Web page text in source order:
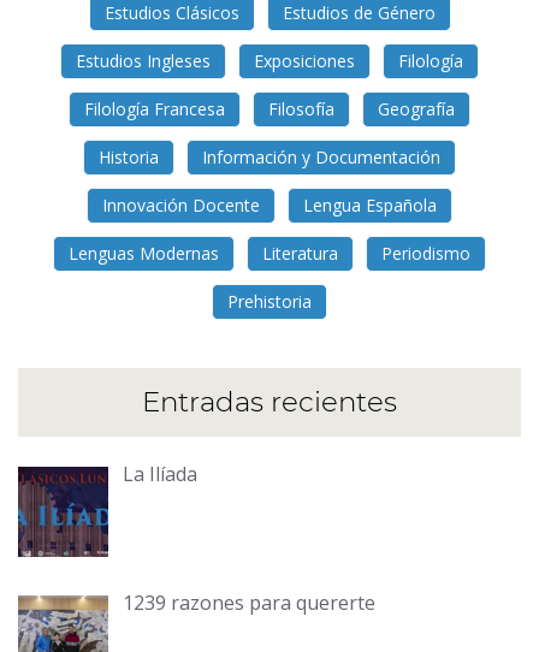
Estudios Clásicos Estudios de Género
Estudios Ingleses Exposiciones Filología
Filología Francesa Filosofía Geografía
Historia Información y Documentación
Innovación Docente Lengua Española
Lenguas Modernas Literatura Periodismo
Prehistoria
Entradas recientes
La Ilíada
1239 razones para quererte